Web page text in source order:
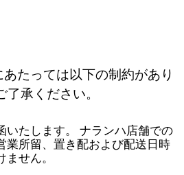
たっては以下の制約があり
承ください。
いたします。 ナランハ店舗での
業所留、置き配および配送日時
せん。